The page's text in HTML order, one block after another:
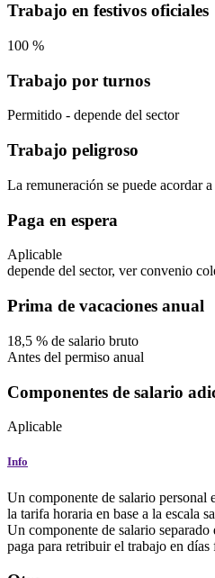
Trabajo en festivos oficiales
100 %
Trabajo por turnos
Permitido - depende del sector
Trabajo peligroso
La remuneración se puede acordar
Paga en espera
Aplicable
depende del sector, ver convenio
Prima de vacaciones anual
18,5 % de salario bruto
Antes del permiso anual
Componentes de salario
Aplicable
Info
Un componente de salario personal
la tarifa horaria en base a la escala
Un componente de salario
paga para retribuir el trabajo en días